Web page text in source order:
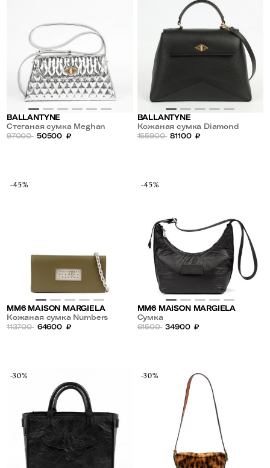
BALLANTYNE
Стеганая сумка Meghan
97000 50500 ₽
BALLANTYNE
Кожаная сумка Diamond
155900 81100 ₽
-45%
MM6 MAISON MARGIELA
Кожаная сумка Numbers
113700 64600 ₽
-45%
MM6 MAISON MARGIELA
Сумка
61500 34900 ₽
-30% -30%